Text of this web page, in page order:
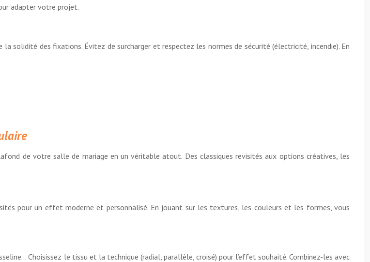
adapter votre projet.
solidité des fixations. Évitez de surcharger et respectez les normes de sécurité (électricité, incendie). En
de votre salle de mariage en un véritable atout. Des classiques revisités aux options créatives, les
pour un effet moderne et personnalisé. En jouant sur les textures, les couleurs et les formes, vous
Choisissez le tissu et la technique (radial, parallèle, croisé) pour l’effet souhaité. Combinez-les avec